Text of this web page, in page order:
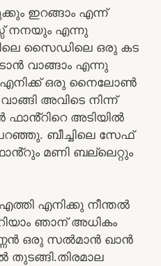
ഇറങ്ങാം എന്ന്
നനയും എന്നു
സൈഡിലെ ഒരു കട
വാങ്ങാം എന്നു
എനിക്ക് ഒരു നൈലോൺ
അവിടെ നിന്ന്
ഫാൻ്റിറെ അടിയിൽ
ബീച്ചിലെ സേഫ്
മണി ബല്ലെറ്റും
എനിക്കു നീന്തൽ
ഞാന് അധികം
ഒരു സൽമാൻ ഖാൻ
തുടങ്ങി.തിരമാല